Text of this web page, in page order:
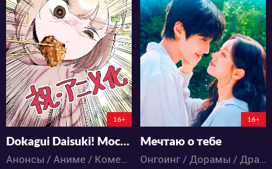
134
2 0
152:14:16:31
16+
Dokagui Daisuki! Mochizuki-san
Анонсы / Аниме / Комедия
4223
43 31
2:21:32:31
16+
Мечтаю о тебе
Онгоинг / Дорамы / Драма / Комедия